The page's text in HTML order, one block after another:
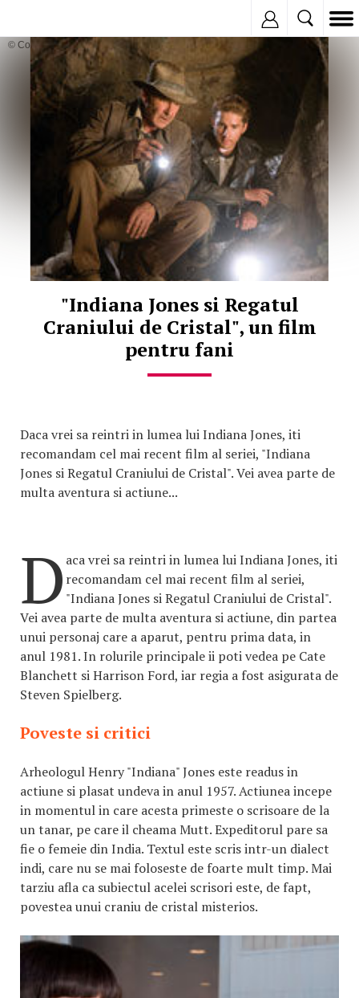
© Copyright:
"Indiana Jones si Regatul
Craniului de Cristal", un film
pentru fani
Daca vrei sa reintri in lumea lui Indiana Jones, iti
recomandam cel mai recent film al seriei, "Indiana
Jones si Regatul Craniului de Cristal". Vei avea parte de
multa aventura si actiune...
D aca vrei sa reintri in lumea lui Indiana Jones, iti
recomandam cel mai recent film al seriei,
"Indiana Jones si Regatul Craniului de Cristal".
Vei avea parte de multa aventura si actiune, din partea
unui personaj care a aparut, pentru prima data, in
anul 1981. In rolurile principale ii poti vedea pe Cate
Blanchett si Harrison Ford, iar regia a fost asigurata de
Steven Spielberg.
Poveste si critici
Arheologul Henry "Indiana" Jones este readus in
actiune si plasat undeva in anul 1957. Actiunea incepe
in momentul in care acesta primeste o scrisoare de la
un tanar, pe care il cheama Mutt. Expeditorul pare sa
fie o femeie din India. Textul este scris intr-un dialect
indi, care nu se mai foloseste de foarte mult timp. Mai
tarziu afla ca subiectul acelei scrisori este, de fapt,
povestea unui craniu de cristal misterios.